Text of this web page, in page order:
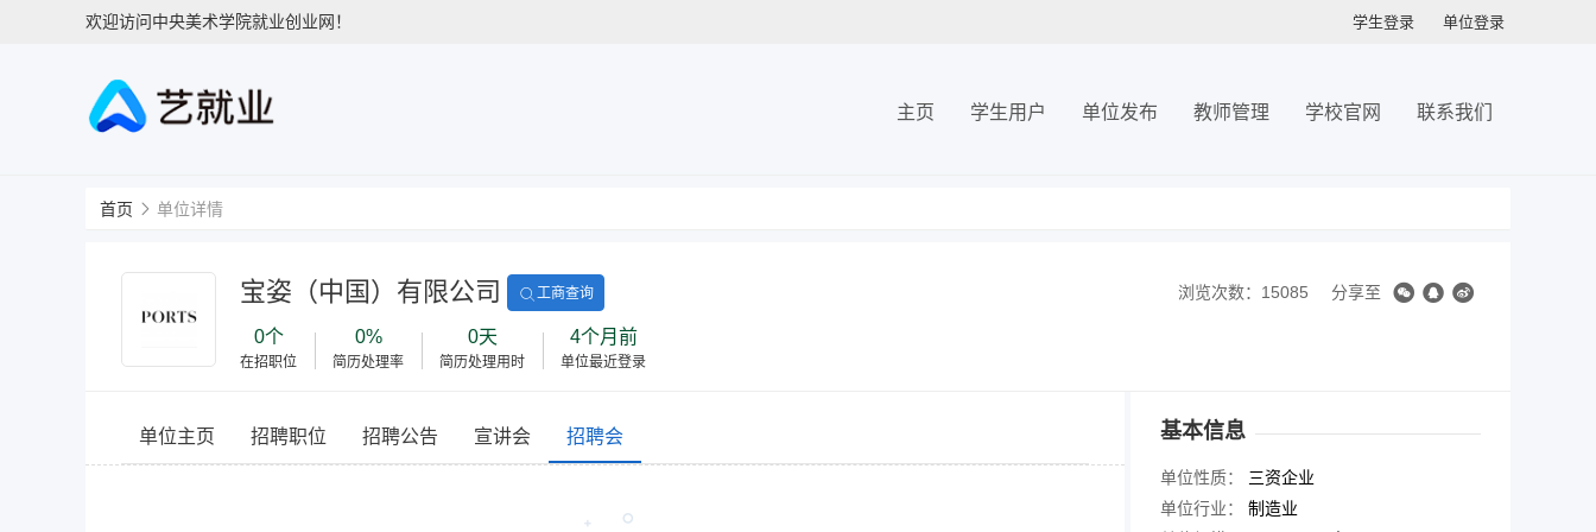
欢迎访问中央美术学院就业创业网！ 学生登录 单位登录
主页 学生用户 单位发布 教师管理 学校官网 联系我们
首页 单位详情
宝姿（中国）有限公司 工商查询
0个
在招职位
0%
简历处理率
0天
简历处理用时
4个月前
单位最近登录
浏览次数：15085 分享至
单位主页 招聘职位 招聘公告 宣讲会 招聘会 基本信息
单位性质：
三资企业
单位行业：
制造业